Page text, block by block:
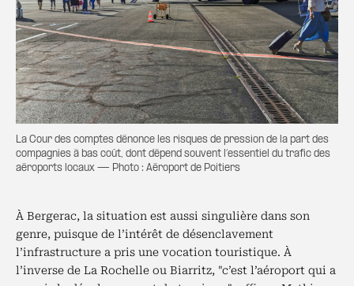
La Cour des comptes dénonce les risques de pression de la part des
compagnies à bas coût, dont dépend souvent l’essentiel du trafic des
aéroports locaux — Photo : Aéroport de Poitiers
À Bergerac, la situation est aussi singulière dans son
genre, puisque de l’intérêt de désenclavement
l’infrastructure a pris une vocation touristique. À
l’inverse de La Rochelle ou Biarritz, "c’est l’aéroport qui a